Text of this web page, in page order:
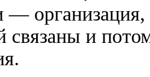
—
связаны и